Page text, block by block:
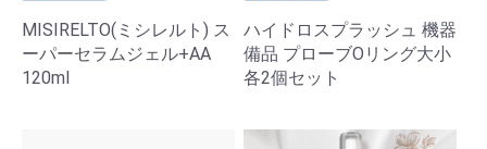
MISIRELTO(ミシレルト) ス
ーパーセラムジェル+AA
120ml
ハイドロスプラッシュ 機器
備品 プローブOリング大小
各2個セット